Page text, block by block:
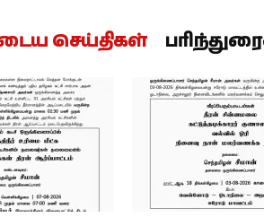
செய்திகள்